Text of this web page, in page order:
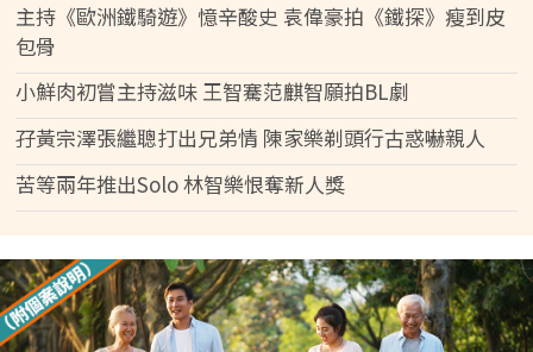
主持《歐洲鐵騎遊》憶辛酸史 袁偉豪拍《鐵探》瘦到皮
包骨
小鮮肉初嘗主持滋味 王智騫范麒智願拍BL劇
孖黃宗澤張繼聰打出兄弟情 陳家樂剃頭行古惑嚇親人
苦等兩年推出Solo 林智樂恨奪新人獎